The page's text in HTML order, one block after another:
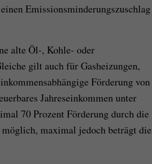
Emissionsminderungszuschlag
alte Öl-, Kohle- oder
gilt auch für Gasheizungen,
Förderung von
Jahreseinkommen unter
70 Prozent Förderung durch die
maximal jedoch beträgt die